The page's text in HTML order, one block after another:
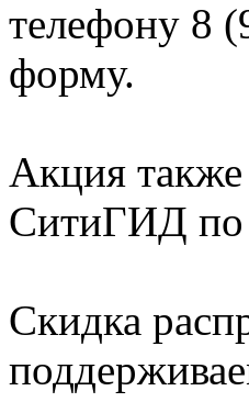
телефону 8
форму.
Акция также
СитиГИД по
Скидка